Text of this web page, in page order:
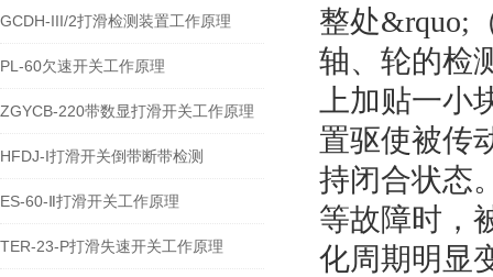
GCDH-III/2打滑检测装置工作原理
PL-60欠速开关工作原理
ZGYCB-220带数显打滑开关工作原理
HFDJ-I打滑开关倒带断带检测
ES-60-Ⅱ打滑开关工作原理
TER-23-P打滑失速开关工作原理
整处&rquo;
轴、轮的检
上加贴一
置驱使被传
持闭合状态
等故障时，
化周期明显